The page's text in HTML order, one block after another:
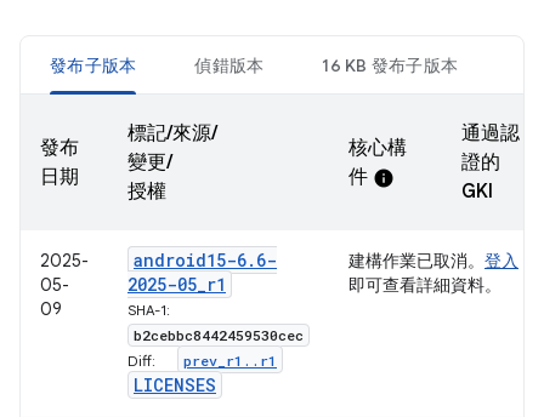
發布子版本 偵錯版本 16 KB 發布子版本
發布
日期
標記/來源/
變更/
授權
核心構
件 info
通過認
證的
GKI
2025-
05-
09
android15-6. 6-
2025-05_r1
SHA-1:
b2cebbc8442459530cec
Diff: prev r1 . . r1
LICENSES
建構作業已取消。 登入
即可查看詳細資料。